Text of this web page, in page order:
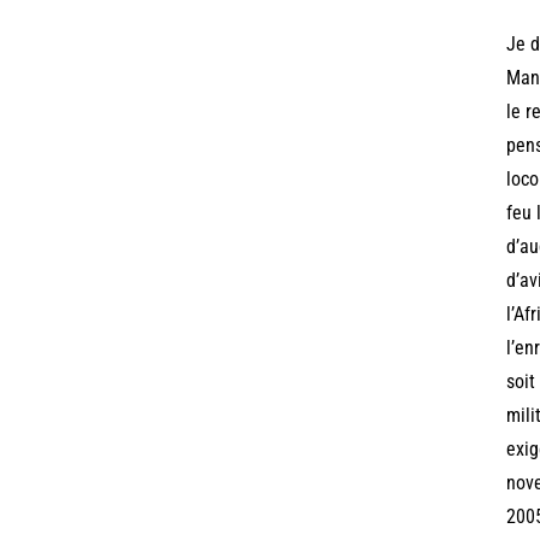
Je
le
feu
soit